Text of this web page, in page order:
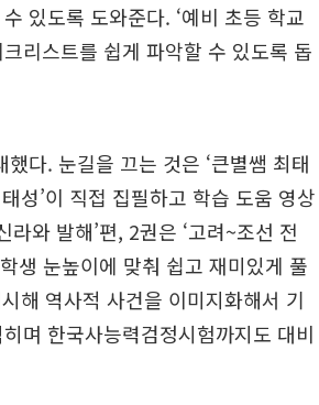
있도록 도와준다. ‘예비 초등 학교
리스트를 쉽게 파악할 수 있도록 돕
다. 눈길을 끄는 것은 ‘큰별쌤 최태
성’이 직접 집필하고 학습 도움 영상
와 발해’편, 2권은 ‘고려~조선 전
생 눈높이에 맞춰 쉽고 재미있게 풀
해 역사적 사건을 이미지화해서 기
며 한국사능력검정시험까지도 대비